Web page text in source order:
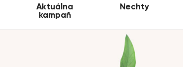
Aktuálna
kampaň
Nechty